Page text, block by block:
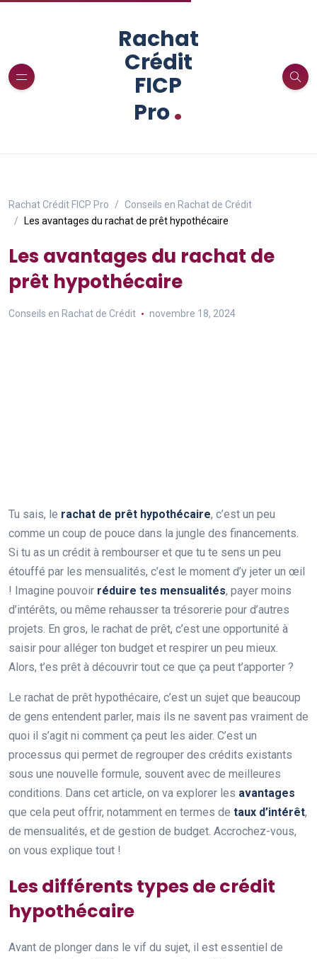
Rachat
Crédit
FICP
Pro.
Rachat Crédit FICP Pro
Conseils en Rachat de Crédit
Les avantages du rachat de prêt hypothécaire
Les avantages du rachat de
prêt hypothécaire
Conseils en Rachat de Crédit novembre 18, 2024
Tu sais, le rachat de prêt hypothécaire, c’est un peu
comme un coup de pouce dans la jungle des financements.
Si tu as un crédit à rembourser et que tu te sens un peu
étouffé par les mensualités, c’est le moment d’y jeter un œil
! Imagine pouvoir réduire tes mensualités, payer moins
d’intérêts, ou même rehausser ta trésorerie pour d’autres
projets. En gros, le rachat de prêt, c’est une opportunité à
saisir pour alléger ton budget et respirer un peu mieux.
Alors, t’es prêt à découvrir tout ce que ça peut t’apporter ?
Le rachat de prêt hypothécaire, c’est un sujet que beaucoup
de gens entendent parler, mais ils ne savent pas vraiment de
quoi il s’agit ni comment ça peut les aider. C’est un
processus qui permet de regrouper des crédits existants
sous une nouvelle formule, souvent avec de meilleures
conditions. Dans cet article, on va explorer les avantages
que cela peut offrir, notamment en termes de taux d’intérêt,
de mensualités, et de gestion de budget. Accrochez-vous,
on vous explique tout !
Les différents types de crédit
hypothécaire
Avant de plonger dans le vif du sujet, il est essentiel de